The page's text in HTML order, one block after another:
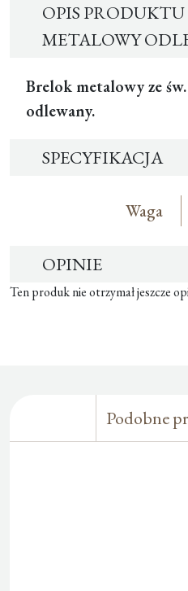
OPIS
METALOWY
Brelok metalowy ze
odlewany.
SPECYFIKACJA
Waga
OPINIE
Ten produk nie otrzymał jeszcze
Podobne